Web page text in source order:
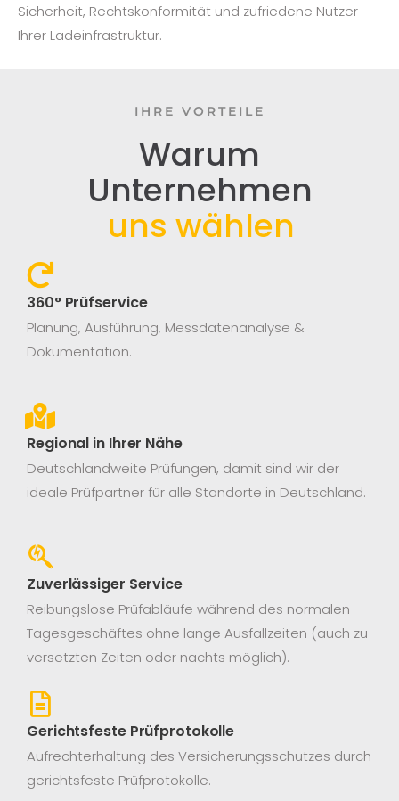
Sicherheit, Rechtskonformität und zufriedene Nutzer
Ihrer Ladeinfrastruktur.
IHRE VORTEILE
Warum
Unternehmen
uns wählen
360° Prüfservice​
Planung, Ausführung, Messdatenanalyse &
Dokumentation.
Regional in Ihrer Nähe
Deutschlandweite Prüfungen, damit sind wir der
ideale Prüfpartner für alle Standorte in Deutschland.
Zuverlässiger Service
Reibungslose Prüfabläufe während des normalen
Tagesgeschäftes ohne lange Ausfallzeiten (auch zu
versetzten Zeiten oder nachts möglich).
Gerichtsfeste Prüfprotokolle
Aufrechterhaltung des Versicherungsschutzes durch
gerichtsfeste Prüfprotokolle.